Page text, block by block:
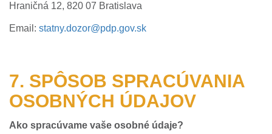
Hraničná 12, 820 07 Bratislava
Email: statny.dozor@pdp.gov.sk
7. SPÔSOB SPRACÚVANIA
OSOBNÝCH ÚDAJOV
Ako spracúvame vaše osobné údaje?